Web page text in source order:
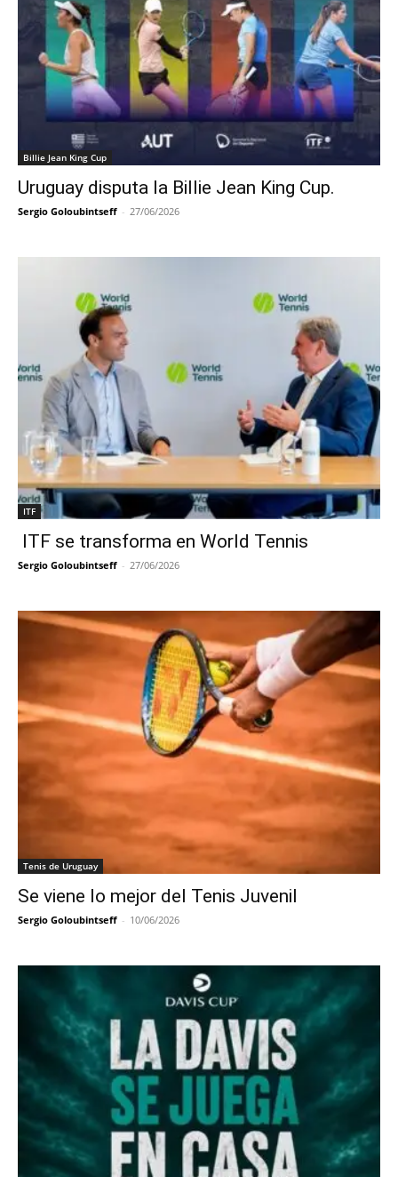
Billie Jean King Cup
Uruguay disputa la Billie Jean King Cup.
Sergio Goloubintseff - 27/06/2026
ITF
ITF se transforma en World Tennis
Sergio Goloubintseff - 27/06/2026
Tenis de Uruguay
Se viene lo mejor del Tenis Juvenil
Sergio Goloubintseff - 10/06/2026